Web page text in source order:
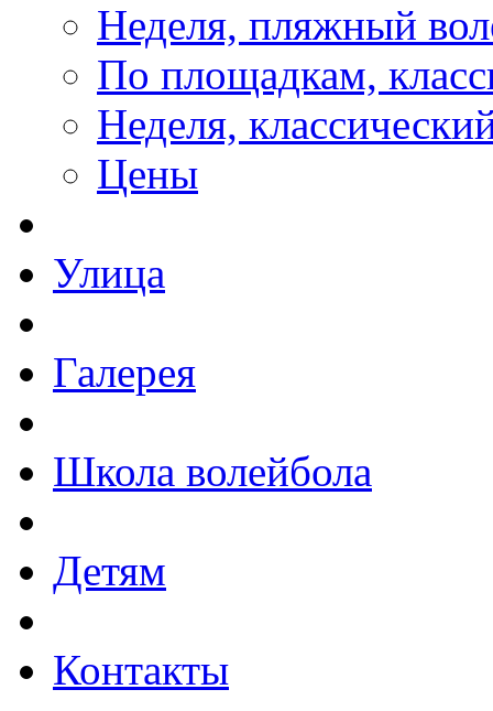
Неделя, пляжный
По площадкам,
Неделя,
Цены
Улица
Галерея
Школа волейбола
Детям
Контакты